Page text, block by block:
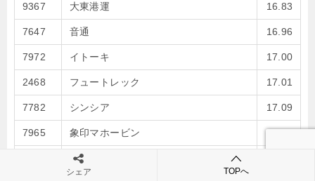
9367 大東港運 16.83
7647 音通 16.96
7972 イトーキ 17.00
2468 フュートレック 17.01
7782 シンシア 17.09
7965 象印マホービン 17.19
清和中央ホールディングス
シェア TOPへ